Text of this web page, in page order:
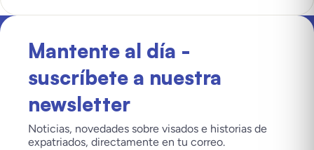
Mantente al día -
suscríbete a nuestra
newsletter
Noticias, novedades sobre visados e historias de
expatriados, directamente en tu correo.